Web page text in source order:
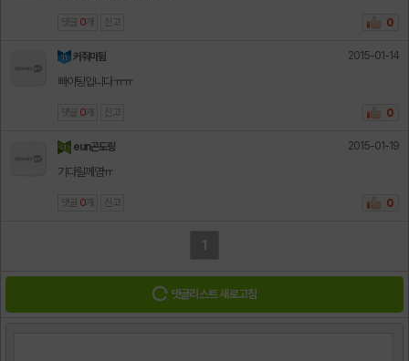
댓글 0 개 신고 0
커줘마뒴 2015-01-14
빠이팅입니다 ㅠㅠ
댓글 0 개 신고 0
eun곤도링 2015-01-19
기다릴께염ㅠ
댓글 0 개 신고 0
1
댓글리스트 새로고침